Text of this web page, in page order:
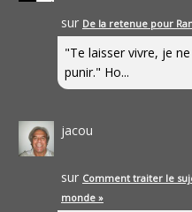
sur De la retenue pour
"Te laisser vivre, je
punir." Ho...
jacou
sur Comment traiter le
monde »